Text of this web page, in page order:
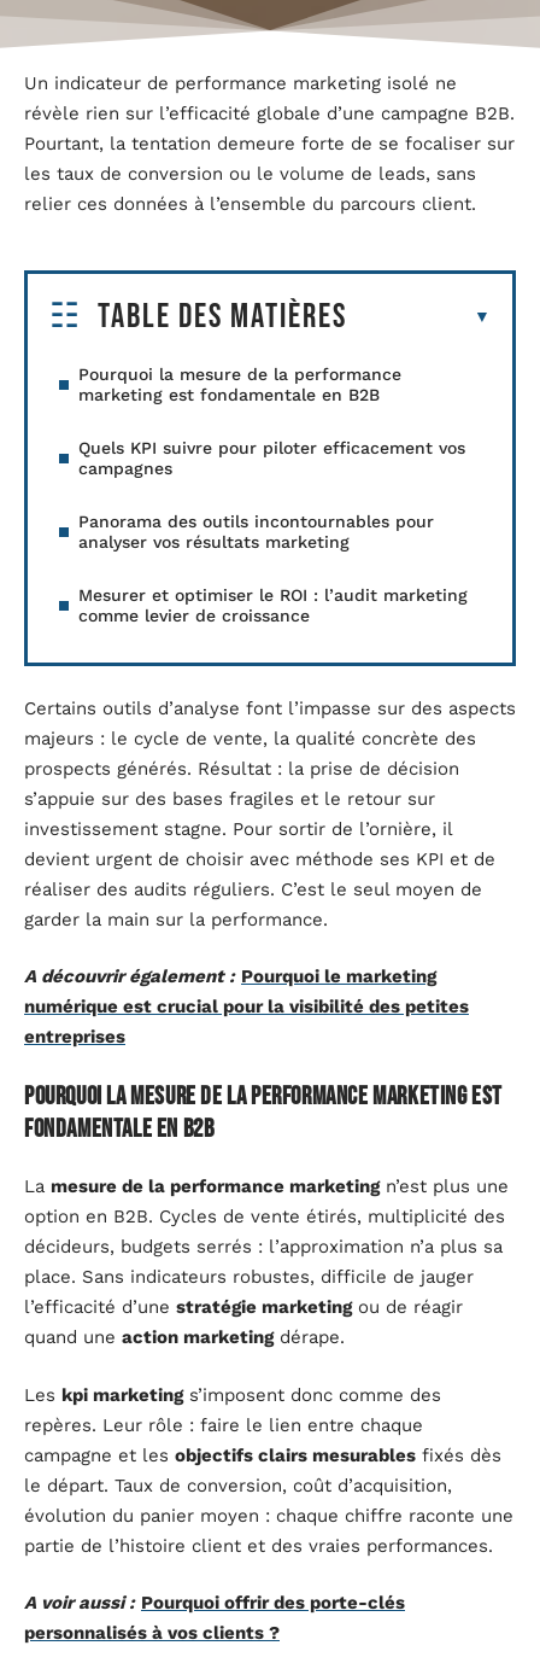
Un indicateur de performance marketing isolé ne
révèle rien sur l’efficacité globale d’une campagne B2B.
Pourtant, la tentation demeure forte de se focaliser sur
les taux de conversion ou le volume de leads, sans
relier ces données à l’ensemble du parcours client.
Table des matières
Pourquoi la mesure de la performance
marketing est fondamentale en B2B
Quels KPI suivre pour piloter efficacement vos
campagnes
Panorama des outils incontournables pour
analyser vos résultats marketing
Mesurer et optimiser le ROI : l’audit marketing
comme levier de croissance
Certains outils d’analyse font l’impasse sur des aspects
majeurs : le cycle de vente, la qualité concrète des
prospects générés. Résultat : la prise de décision
s’appuie sur des bases fragiles et le retour sur
investissement stagne. Pour sortir de l’ornière, il
devient urgent de choisir avec méthode ses KPI et de
réaliser des audits réguliers. C’est le seul moyen de
garder la main sur la performance.
A découvrir également : Pourquoi le marketing
numérique est crucial pour la visibilité des petites
entreprises
Pourquoi la mesure de la performance marketing est
fondamentale en B2B
La mesure de la performance marketingn’est plus une
option en B2B. Cycles de vente étirés, multiplicité des
décideurs, budgets serrés : l’approximation n’a plus sa
place. Sans indicateurs robustes, difficile de jauger
l’efficacité d’une stratégie marketingou de réagir
quand une action marketingdérape.
Les kpi marketings’imposent donc comme des
repères. Leur rôle : faire le lien entre chaque
campagne et les objectifs clairs mesurables fixés dès
le départ. Taux de conversion, coût d’acquisition,
évolution du panier moyen : chaque chiffre raconte une
partie de l’histoire client et des vraies performances.
A voir aussi : Pourquoi offrir des porte-clés
personnalisés à vos clients ?